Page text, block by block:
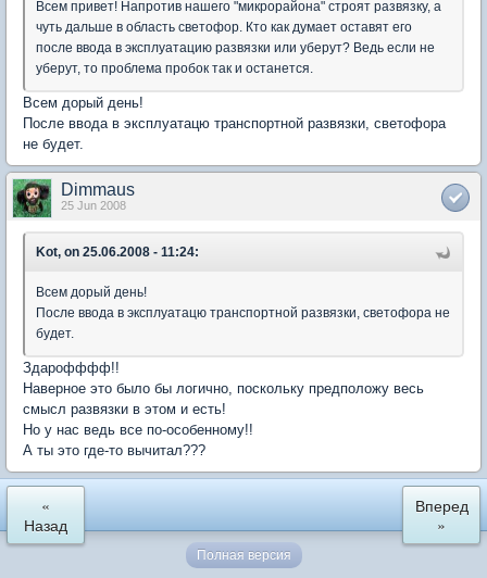
Всем привет! Напротив нашего "микрорайона" строят развязку, а
чуть дальше в область светофор. Кто как думает оставят его
после ввода в эксплуатацию развязки или уберут? Ведь если не
уберут, то проблема пробок так и останется.
Всем дорый день!
После ввода в эксплуатацю транспортной развязки, светофора
не будет.
Dimmaus
25 Jun 2008
Kot, on 25.06.2008 - 11:24:
Всем дорый день!
После ввода в эксплуатацю транспортной развязки, светофора не
будет.
Здарофффф!!
Наверное это было бы логично, поскольку предположу весь
смысл развязки в этом и есть!
Но у нас ведь все по-особенному!!
А ты это где-то вычитал???
«
Назад
Вперед
»
Полная версия